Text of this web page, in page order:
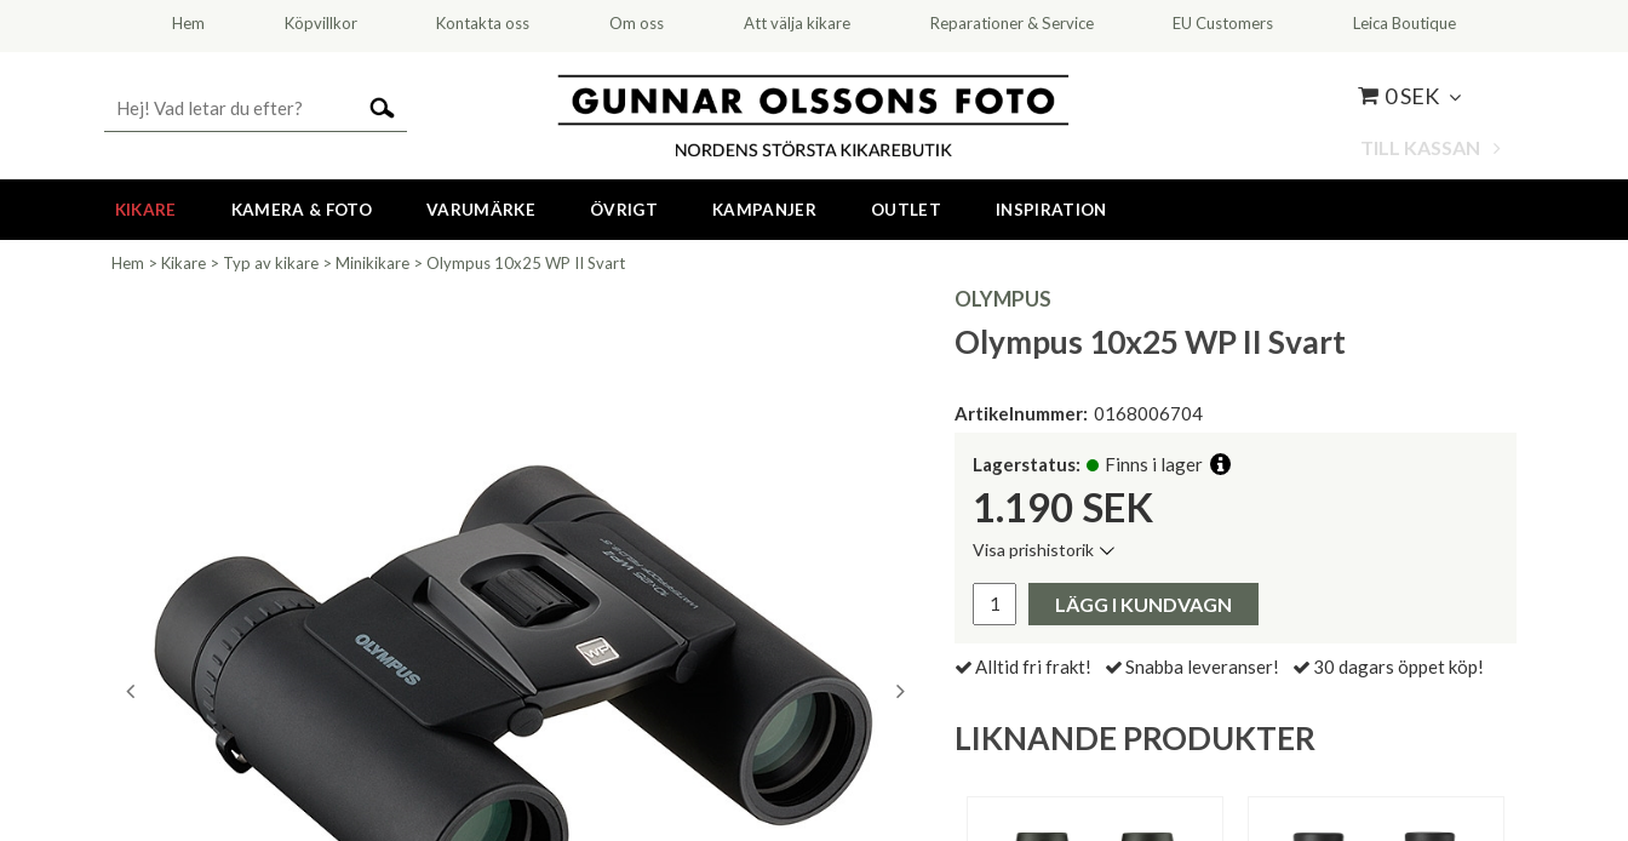
Hem Köpvillkor Kontakta oss Om oss Att välja kikare Reparationer & Service EU Customers Leica Boutique
0 SEK
TILL KASSAN
KIKARE KAMERA & FOTO VARUMÄRKE ÖVRIGT KAMPANJER OUTLET INSPIRATION
Hem > Kikare > Typ av kikare > Minikikare > Olympus 10x25 WP II Svart
OLYMPUS
Olympus 10x25 WP II Svart
Artikelnummer: 0168006704
Lagerstatus: Finns i lager
1.190 SEK
Visa prishistorik
Pris:
LÄGG I KUNDVAGN
Alltid fri frakt! Snabba leveranser! 30 dagars öppet köp!
LIKNANDE PRODUKTER